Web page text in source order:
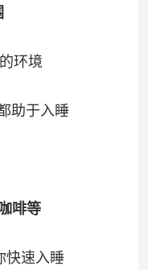
环境
助于入睡
啡等
快速入睡